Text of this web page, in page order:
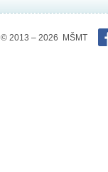
© 2013 – 2026 MŠMT